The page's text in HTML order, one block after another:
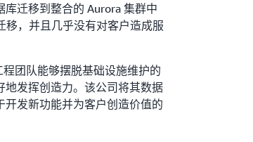
迁移到整合的 Aurora 集群中
移，并且几乎没有对客户造成服
团队能够摆脱基础设施维护的
发挥创造力。该公司将其数据
发新功能并为客户创造价值的